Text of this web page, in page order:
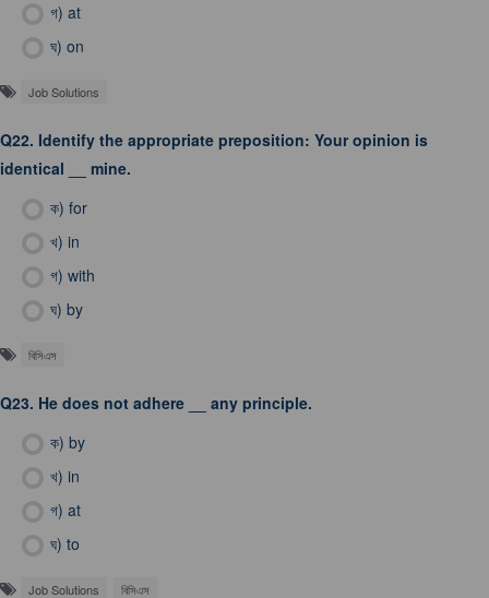
গ) at
ঘ) on
Job Solutions
Q22. Identify the appropriate preposition: Your opinion is
identical __ mine.
ক) for
খ) in
গ) with
ঘ) by
বিসিএস
Q23. He does not adhere __ any principle.
ক) by
খ) in
গ) at
ঘ) to
Job Solutions বিসিএস